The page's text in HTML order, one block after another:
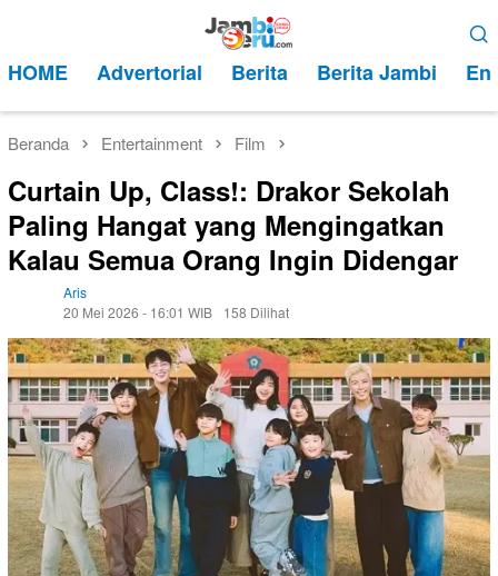
kontenMobile
HOME Advertorial Berita Berita Jambi
Beranda Entertainment Film
Curtain Up, Class!: Drakor Sekolah
Paling Hangat yang Mengingatkan
Kalau Semua Orang Ingin Didengar
Aris
20 Mei 2026 - 16:01 WIB
158 Dilihat